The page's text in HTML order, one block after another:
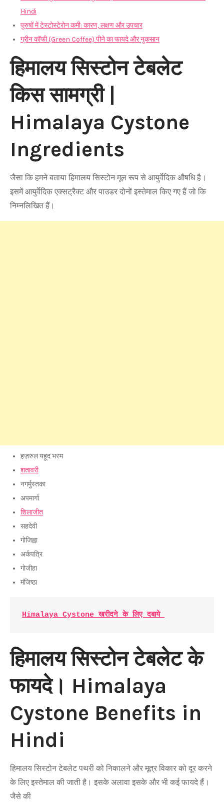
Hindi
पुरुषों में टेस्टोस्टेरोन कमी: कारण, लक्षण और उपचार
ग्रीन कॉफी (Green Coffee) पीने का फायदे और नुकसान
हिमालय सिस्टोन टेबलेट
किस सामग्री |
Himalaya Cystone
Ingredients
जैसा कि हमने बताया हिमालय सिस्टोन मूल रूप से आयुर्वेदिक औषधि है।
इसमें आयुर्वेदिक एक्सट्रैक्ट और पाउडर दोनों इस्तेमाल किए गए हैं जो कि
निम्नलिखित हैं।
हज़रुल यहूद भस्म
शतावरी
नगर्मुस्तका
अपमार्गा
शिलाजीत
सहदेवी
गोजिह्वा
अर्कपत्रि
गोजीहा
मंजिष्ठा
Himalaya Cystone खरीदने के लिए दबाये
हिमालय सिस्टोन टेबलेट के
फायदे। Himalaya
Cystone Benefits in
Hindi
हिमालय सिस्टोन टेबलेट पथरी को निकालने और मूत्र विकार को दूर करने
के लिए इस्तेमाल की जाती है। इसके अलावा इसके और भी कई फायदे हैं।
जैसे की